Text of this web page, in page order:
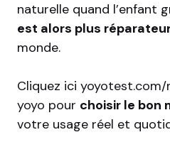
naturelle quand l’enfant
est alors plus
monde.
Cliquez ici yoyotest.com/
yoyo pour choisir le bon
votre usage réel et